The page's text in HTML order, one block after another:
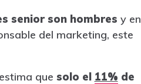
senior son hombres y en
del marketing, este
que solo el 11% de